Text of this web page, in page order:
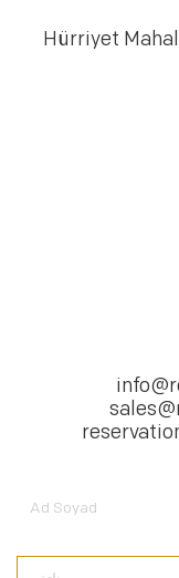
Hürriyet